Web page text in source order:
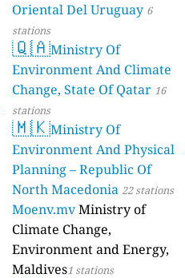
Oriental Del Uruguay 6
stations
🇶🇦Ministry Of
Environment And Climate
Change, State Of Qatar 16
stations
🇲🇰Ministry Of
Environment And Physical
Planning – Republic Of
North Macedonia 22 stations
Moenv.mvMinistry of
Climate Change,
Environment and Energy,
Maldives1 stations